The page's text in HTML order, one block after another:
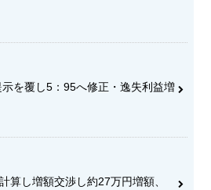
を覆し5：95へ修正・逸失利益増
算し増額交渉し約27万円増額、